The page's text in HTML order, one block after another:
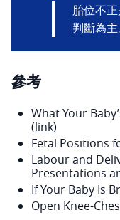
胎位不
判斷為主
參考
What Your
(link)
Fetal Positions
Labour and
Presentations
If Your Baby Is
Open Knee-